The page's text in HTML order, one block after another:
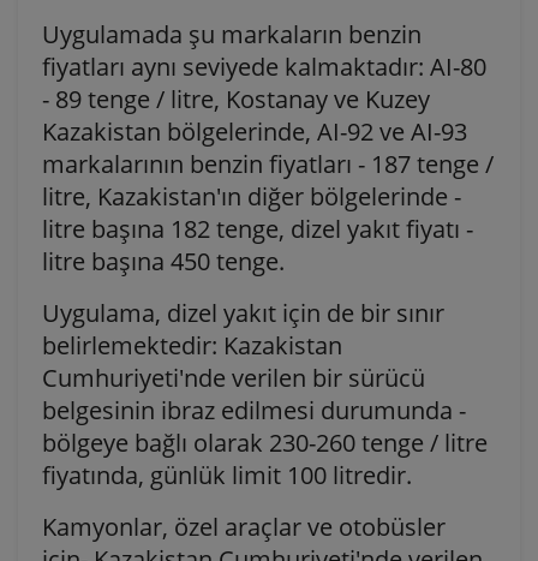
Uygulamada şu markaların benzin
fiyatları aynı seviyede kalmaktadır: AI-80
- 89 tenge / litre, Kostanay ve Kuzey
Kazakistan bölgelerinde, AI-92 ve AI-93
markalarının benzin fiyatları - 187 tenge /
litre, Kazakistan'ın diğer bölgelerinde -
litre başına 182 tenge, dizel yakıt fiyatı -
litre başına 450 tenge.
Uygulama, dizel yakıt için de bir sınır
belirlemektedir: Kazakistan
Cumhuriyeti'nde verilen bir sürücü
belgesinin ibraz edilmesi durumunda -
bölgeye bağlı olarak 230-260 tenge / litre
fiyatında, günlük limit 100 litredir.
Kamyonlar, özel araçlar ve otobüsler